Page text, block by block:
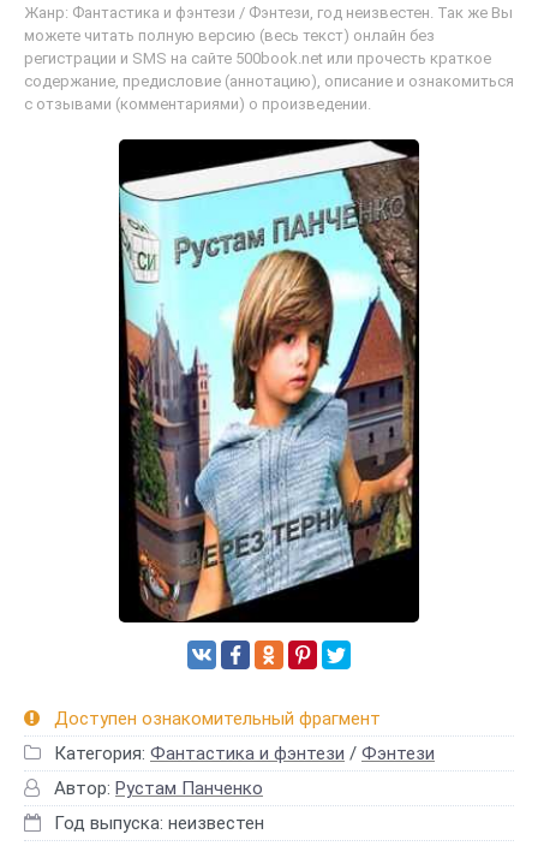
Жанр: Фантастика и фэнтези / Фэнтези, год неизвестен. Так же Вы
можете читать полную версию (весь текст) онлайн без
регистрации и SMS на сайте 500book.net или прочесть краткое
содержание, предисловие (аннотацию), описание и ознакомиться
с отзывами (комментариями) о произведении.
Доступен ознакомительный фрагмент
Категория: Фантастика и фэнтези / Фэнтези
Автор: Рустам Панченко
Год выпуска: неизвестен